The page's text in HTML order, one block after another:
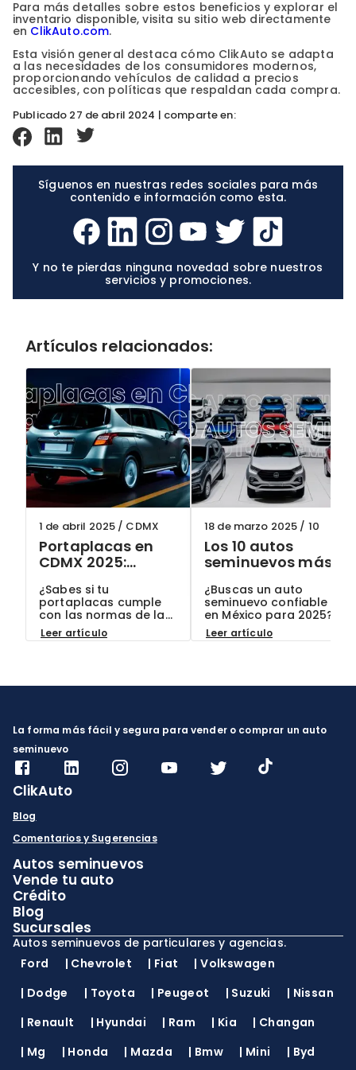
Para más detalles sobre estos beneficios y explorar el
inventario disponible, visita su sitio web directamente
en ClikAuto.com.
Esta visión general destaca cómo ClikAuto se adapta
a las necesidades de los consumidores modernos,
proporcionando vehículos de calidad a precios
accesibles, con políticas que respaldan cada compra.
Publicado 27 de abril 2024 | comparte en:
Síguenos en nuestras redes sociales para más
contenido e información como esta.
Y no te pierdas ninguna novedad sobre nuestros
servicios y promociones.
Artículos relacionados:
1 de abril 2025 / CDMX
Portaplacas en
CDMX 2025:
permitidos y
cómo evitar
multas?
¿Sabes si tu
portaplacas cumple
con las normas de la
CDMX? Descubre qué
modelos están
verificada en ClikAuto
Leer artículo
18 de marzo 2025 / 10
Los 10 autos
seminuevos más
México para 2025:
Guía actualizada
¿Buscas un auto
seminuevo confiable
en México para 2025?
Conoce los 10 modelos
más recomendados
Leer artículo
La forma más fácil y segura para vender o comprar un auto
seminuevo
ClikAuto
Blog
Comentarios y Sugerencias
Autos seminuevos
Vende tu auto
Crédito
Blog
Sucursales
Autos seminuevos de particulares y agencias.
Ford
| Chevrolet | Fiat |Volkswagen
| Dodge | Toyota | Peugeot | Suzuki | Nissan
| Renault | Hyundai | Ram | Kia | Changan
| Mg | Honda | Mazda | Bmw | Mini | Byd